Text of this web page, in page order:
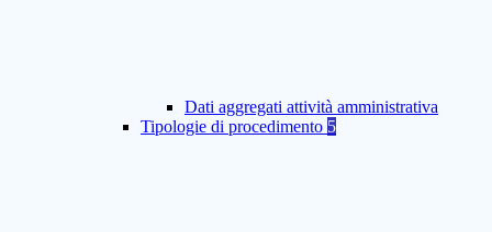
Dati aggregati attività amministrativa
Tipologie di procedimento 5